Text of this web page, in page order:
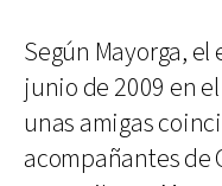
Según Mayorga,
junio de 2009 en
unas amigas
acompañantes de